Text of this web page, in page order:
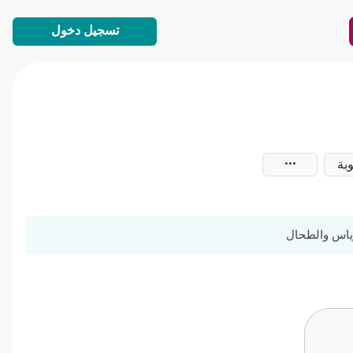
تسجيل دخول
والطحال